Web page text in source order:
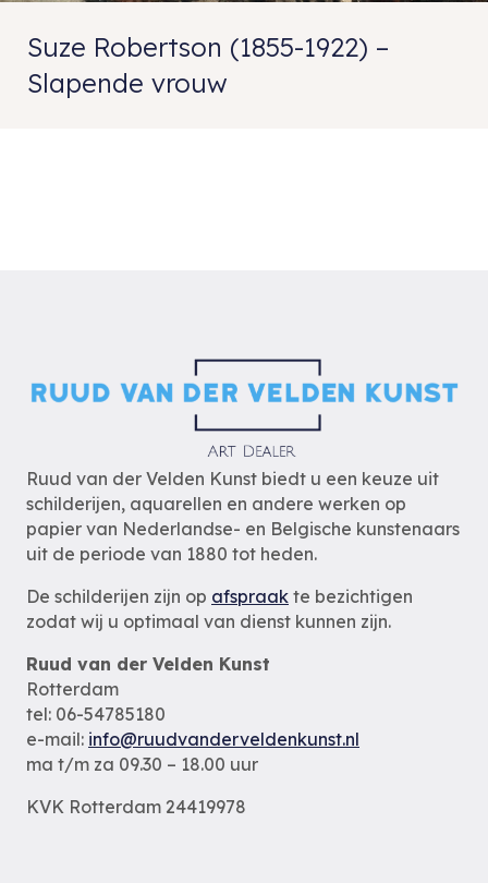
Suze Robertson (1855-1922) –
Slapende vrouw
Ruud van der Velden Kunst biedt u een keuze uit
schilderijen, aquarellen en andere werken op
papier van Nederlandse- en Belgische kunstenaars
uit de periode van 1880 tot heden.
De schilderijen zijn op afspraak te bezichtigen
zodat wij u optimaal van dienst kunnen zijn.
Ruud van der Velden Kunst
Rotterdam
tel: 06-54785180
e-mail: info@ruudvanderveldenkunst.nl
ma t/m za 09.30 – 18.00 uur
KVK Rotterdam 24419978